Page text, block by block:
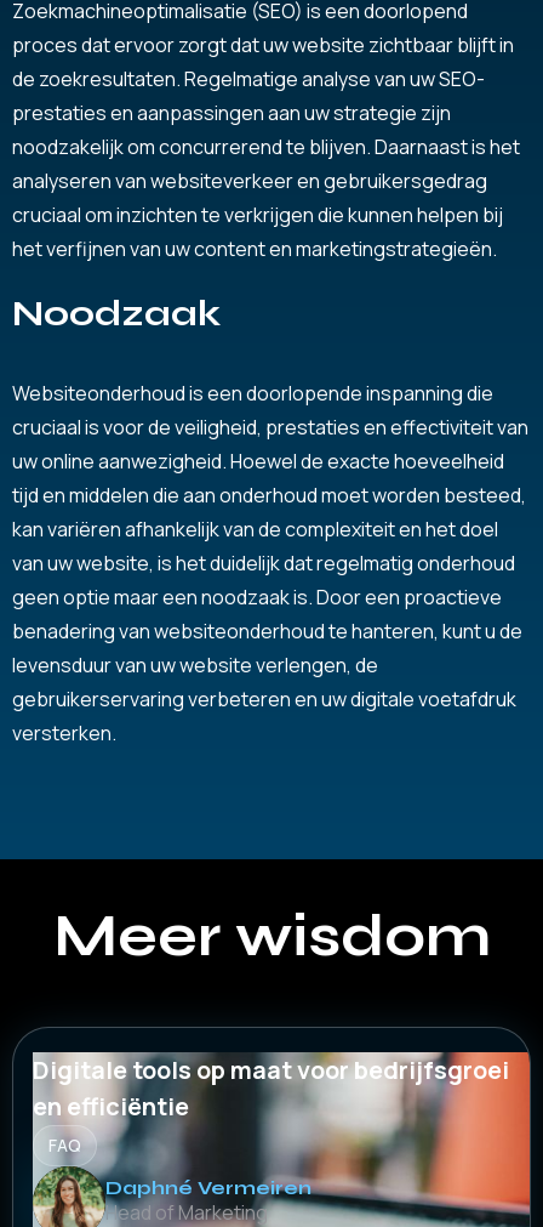
Zoekmachineoptimalisatie (SEO) is een doorlopend
proces dat ervoor zorgt dat uw website zichtbaar blijft in
de zoekresultaten. Regelmatige analyse van uw SEO-
prestaties en aanpassingen aan uw strategie zijn
noodzakelijk om concurrerend te blijven. Daarnaast is het
analyseren van websiteverkeer en gebruikersgedrag
cruciaal om inzichten te verkrijgen die kunnen helpen bij
het verfijnen van uw content en marketingstrategieën.
Noodzaak
Websiteonderhoud is een doorlopende inspanning die
cruciaal is voor de veiligheid, prestaties en effectiviteit van
uw online aanwezigheid. Hoewel de exacte hoeveelheid
tijd en middelen die aan onderhoud moet worden besteed,
kan variëren afhankelijk van de complexiteit en het doel
van uw website, is het duidelijk dat regelmatig onderhoud
geen optie maar een noodzaak is. Door een proactieve
benadering van websiteonderhoud te hanteren, kunt u de
levensduur van uw website verlengen, de
gebruikerservaring verbeteren en uw digitale voetafdruk
versterken.
Meer wisdom
Digitale tools op maat voor bedrijfsgroei
en efficiëntie
FAQ
Daphné Vermeiren
Head of Marketing